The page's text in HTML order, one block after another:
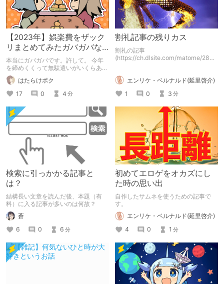
【2023年】娯楽費をザック
リまとめてみたガバガバな
記事【Advent Calendar】
本当にガバガバです。許して。 今年
を締めくくって無駄遣いがいくらあっ
たのかを記事にしてみます。 ※うらう
なぎさんが開催してくれた「DLチャ
ンネル Advent Calendar 2023」に参
加している記事です。
はたらけボク
17
0 4 分
割礼記事の残りカス
割礼の記事
(https://ch.dlsite.com/matome/2888
ん」と思って削った残りカスです。
エンリケ・ベルナルド(延里啓介)
1
0 3 分
検索に引っかかる記事と
は？
結構長い文章を読んだ後、本題（有
料）に入る記事が多いのは何故？
蒼
6
0 6 分
初めてエロゲをオカズにし
た時の思い出
自作したサムネを使うための記事で
す。
エンリケ・ベルナルド(延里啓介)
4
0 1 分